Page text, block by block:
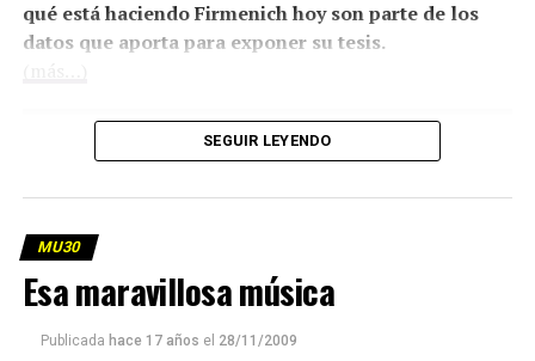
qué está haciendo Firmenich hoy son parte de los
datos que aporta para exponer su tesis.
SEGUIR LEYENDO
MU30
Esa maravillosa música
Publicada hace 17 años el 28/11/2009